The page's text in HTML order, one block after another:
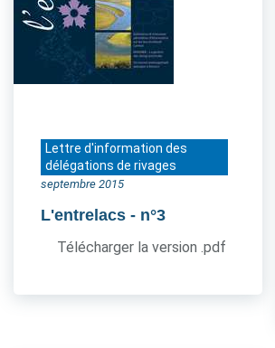
Lettre d'information des
délégations de rivages
septembre 2015
L'entrelacs - n°3
Télécharger la version .pdf